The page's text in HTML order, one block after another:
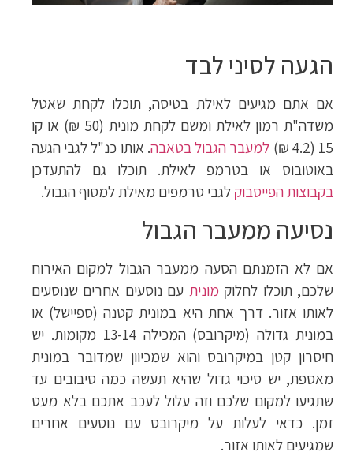
הגעה לסיני לבד
אם אתם מגיעים לאילת בטיסה, תוכלו לקחת שאטל
משדה"ת רמון לאילת ומשם לקחת מונית (50 ₪) או קו
15 (4.2 ₪)
למעבר הגבול בטאבה. אותו כנ"ל לגבי הגעה
באוטובוס או בטרמפ לאילת. תוכלו גם להתעדכן
בקבוצות הפייסבוקלגבי טרמפים מאילת למסוף הגבול.
נסיעה ממעבר הגבול
אם לא הזמנתם הסעה ממעבר הגבול למקום האירוח
שלכם, תוכלו לחלוק מונית עם נוסעים אחרים שנוסעים
לאותו אזור. דרך אחת היא במונית קטנה (ספיישל) או
במונית גדולה (מיקרובס) המכילה 13-14 מקומות. יש
חיסרון קטן במיקרובס והוא שמכיוון שמדובר במונית
מאספת, יש סיכוי גדול שהיא תעשה כמה סיבובים עד
שתגיעו למקום שלכם וזה עלול לעכב אתכם בלא מעט
זמן. כדאי לעלות על מיקרובס עם נוסעים אחרים
שמגיעים לאותו אזור.